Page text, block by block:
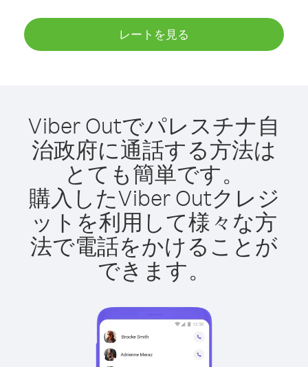
レートを見る
Viber Outでパレスチナ自
治政府に通話する方法は
とても簡単です。
購入したViber Outクレジ
ットを利用して様々な方
法で電話をかけることが
できます。